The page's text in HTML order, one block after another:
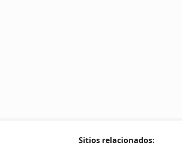
Sitios relacionados: